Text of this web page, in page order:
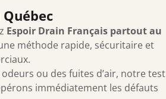
Espoir Drain Français partout au
méthode rapide, sécuritaire et
ou des fuites d’air, notre test
immédiatement les défauts